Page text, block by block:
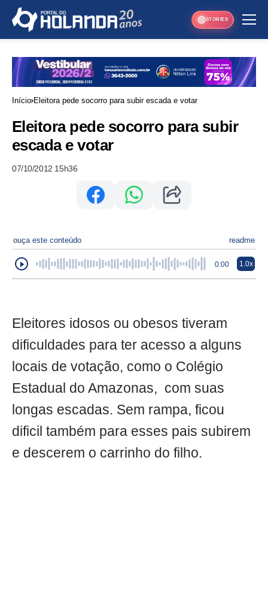
STORIES
Início Eleitora pede socorro para subir escada e votar
Eleitora pede socorro para subir
escada e votar
07/10/2012 15h36
ouça este conteúdo readme
0:00 1.0x
Eleitores idosos ou obesos tiveram
dificuldades para ter acesso a alguns
locais de votação, como o Colégio
Estadual do Amazonas, com suas
longas escadas. Sem rampa, ficou
dificil também para esses pais subirem
e descerem o carrinho do filho.